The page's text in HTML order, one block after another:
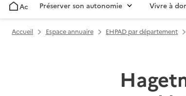
AccueilPréserver son autonomie Vivre à
Accueil Espace annuaire EHPAD par département